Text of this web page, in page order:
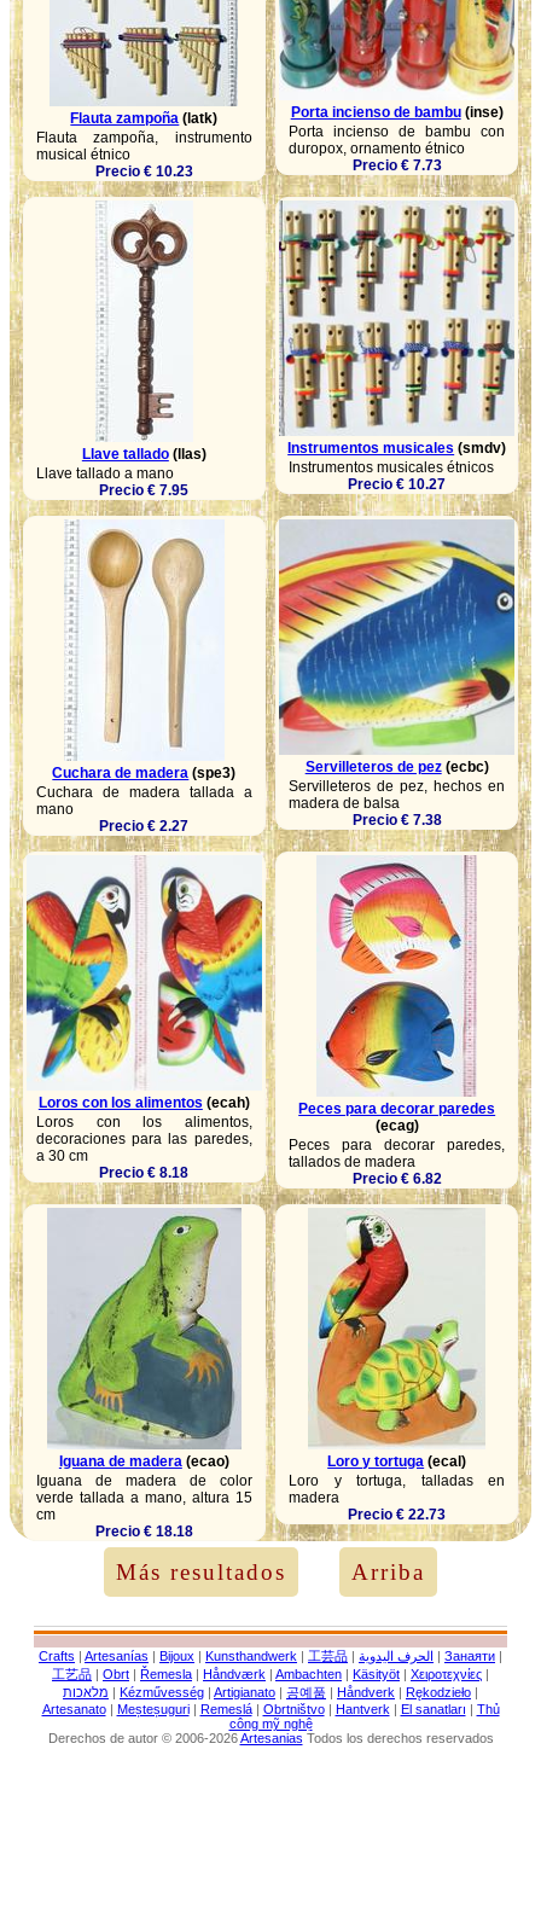
Flauta zampoña (latk)
Flauta zampoña, instrumento
musical étnico
Precio € 10.23
Porta incienso de bambu(inse)
Porta incienso de bambu con
duropox, ornamento étnico
Precio € 7.73
Llave tallado(llas)
Llave tallado a mano
Precio € 7.95
Instrumentos musicales (smdv)
Instrumentos musicales étnicos
Precio € 10.27
Cuchara de madera (spe3)
Cuchara de madera tallada a
mano
Precio € 2.27
Servilleteros de pez(ecbc)
Servilleteros de pez, hechos en
madera de balsa
Precio € 7.38
Loros con los alimentos (ecah)
Loros con los alimentos,
decoraciones para las paredes,
a 30 cm
Precio € 8.18
Peces para decorar paredes
(ecag)
Peces para decorar paredes,
tallados de madera
Precio € 6.82
Iguana de madera(ecao)
Iguana de madera de color
verde tallada a mano, altura 15
cm
Precio € 18.18
Loro y tortuga (ecal)
Loro y tortuga, talladas en
madera
Precio € 22.73
Más resultados Arriba
Crafts | Artesanías | Bijoux | Kunsthandwerk | 工芸品 | الحرف اليدوية | Занаяти |
工艺品 | Obrt | Řemesla | Håndværk | Ambachten | Käsityöt | Χειροτεχνίες |
מלאכות | Kézművesség | Artigianato | 공예품 | Håndverk | Rękodzieło |
Artesanato| Meșteșuguri| Remeslá| Obrtništvo| Hantverk | El sanatları | Thủ
công mỹ nghệ
Derechos de autor © 2006-2026Artesanias Todos los derechos reservados